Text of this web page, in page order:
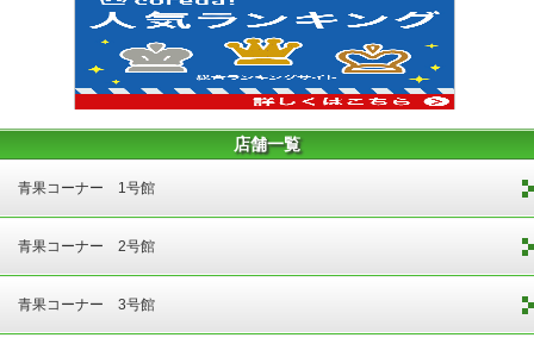
店舗一覧
青果コーナー 1号館
青果コーナー 2号館
青果コーナー 3号館